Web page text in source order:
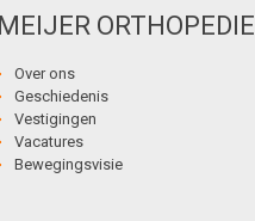
MEIJER ORTHOPEDIE
Over ons
Geschiedenis
Vestigingen
Vacatures
Bewegingsvisie